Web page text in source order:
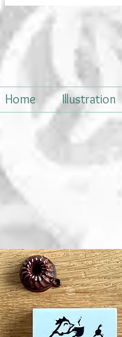
Home Illustration